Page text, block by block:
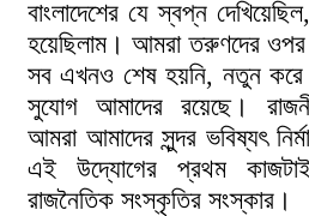
বাংলাদেশের যে স্বপ্ন
হয়েছিলাম। আমরা তরুণদের
সব এখনও শেষ হয়নি, নতুন করে
সুযোগ আমাদের রয়েছে।
আমরা আমাদের সুন্দর ভবিষ্যৎ
এই উদ্যোগের প্রথম
রাজনৈতিক সংস্কৃতির সংস্কার।